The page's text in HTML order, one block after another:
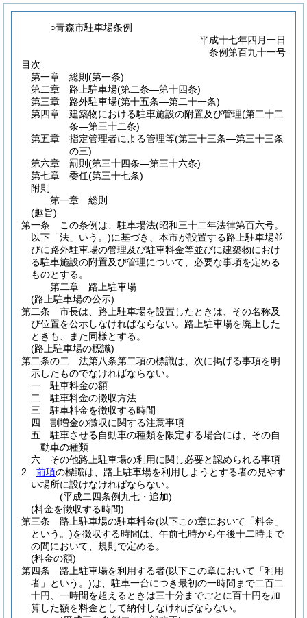
○青森市駐車場条例
平成十七年四月一日
条例第百九十一号
目次
第一章
総則 (第一条)
第二章
路上駐車場(第二条―第十四条)
第三章
路外駐車場(第十五条―第二十一条)
第四章
建築物における駐車施設の附置及び管理(第二十二
条―第三十二条)
第五章
指定管理者による管理等(第三十三条―第三十三条
の三)
第六章
罰則 (第三十四条―第三十六条)
第七章
委任(第三十七条)
附則
第一章
総則
(趣旨)
第一条
この条例は、駐車場法(昭和三十二年法律第百六号。
以下「法」いう。)に基づき、本市が設置する路上駐車場並
びに路外駐車場の管理及び駐車料金等並びに建築物におけ
る駐車施設の附置及び管理について、必要な事項を定める
ものとする。
第二章
路上駐車場
(路上駐車場の公示)
第二条
市長は、路上駐車場を設置したときは、その名称及
び位置を公示しなければならない。 路上駐車場を廃止した
ときも、また同様とする。
(路上駐車場の標識)
第二条の二
法第八条第二項の標識は、次に掲げる事項を明
示したものでなければならない。
一
駐車料金の額
二
駐車料金の徴収方法
三
駐車料金を徴収する時間
四
割増金の徴収に関する注意事項
五
駐車させる自動車の種類を限定する場合には、その自
動車の種類
六
その他路上駐車場の利用に関し必要と認められる事項
2
前項の標識は、路上駐車場を利用しようとする者の見やす
い場所に設けなければならない。
(平成二四条例九七・追加)
(料金を徴収する時間)
第三条
路上駐車場の駐車料金(以下この章において「料金」
という。)を徴収する時間は、午前七時から午後十二時まで
の間において、規則で定める。
(料金の額)
第四条
路上駐車場を利用する者(以下この章において「利用
者」という。)は、駐車一台につき最初の一時間まで二百二
十円、一時間を超えるときは三十分までごとに百十円を加
算した額を料金として納付しなければならない。